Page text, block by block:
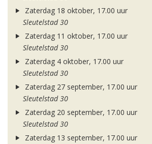
Zaterdag 18 oktober, 17.00 uur
Sleutelstad 30
Zaterdag 11 oktober, 17.00 uur
Sleutelstad 30
Zaterdag 4 oktober, 17.00 uur
Sleutelstad 30
Zaterdag 27 september, 17.00 uur
Sleutelstad 30
Zaterdag 20 september, 17.00 uur
Sleutelstad 30
Zaterdag 13 september, 17.00 uur